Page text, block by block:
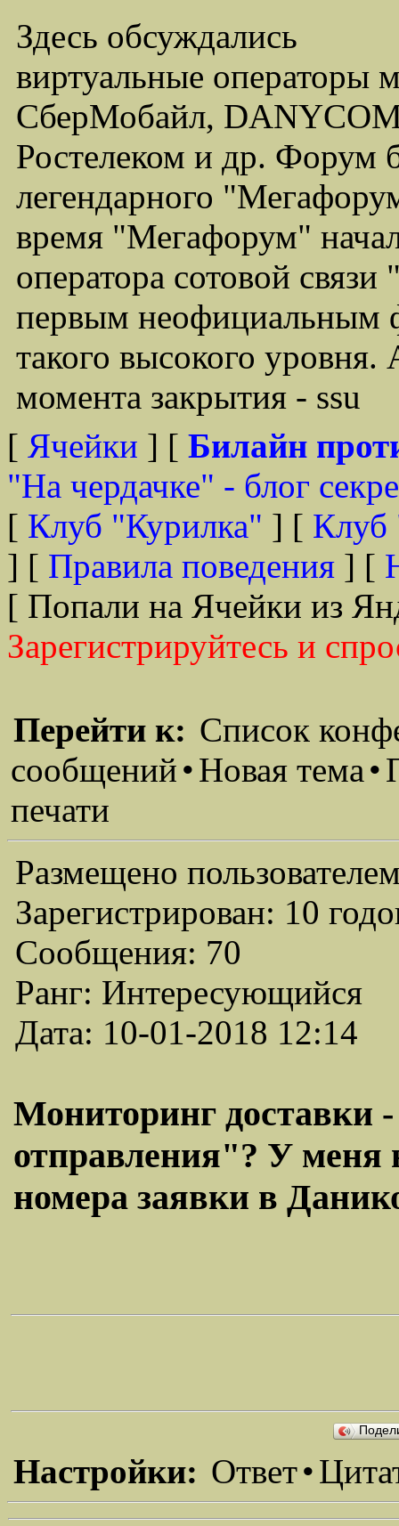
Здесь обсуждались
виртуальные операторы
СберМобайл,
Ростелеком и др. Форум
легендарного
время "Мегафорум"
оператора сотовой
первым неофициальным
такого высокого
момента закрытия - ssu
[ Ячейки ] [ Билайн
"На чердачке" - блог
[ Клуб "Курилка" ] [ Клуб
] [ Правила поведения ] [
[ Попали на Ячейки из
Зарегистрируйтесь и
Перейти к: Список
сообщений•Новая тема•
печати
Размещено
Зарегистрирован: 10
Сообщения: 70
Ранг: Интересующийся
Дата: 10-01-2018 12:14
Мониторинг доставки -
отправления"? У меня
номера заявки в
Настройки: Ответ•